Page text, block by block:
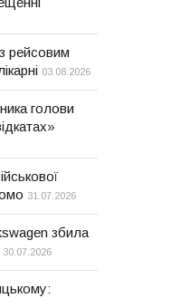
рейсовим
03.08.2026
голови
31.07.2026
збила
30.07.2026